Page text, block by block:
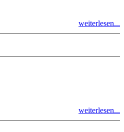
weiterlesen...
weiterlesen...